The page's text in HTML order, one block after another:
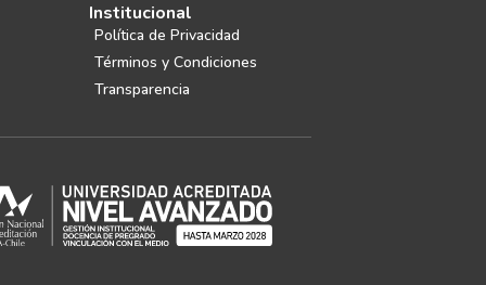
Institucional
Política de Privacidad
Términos y Condiciones
Transparencia